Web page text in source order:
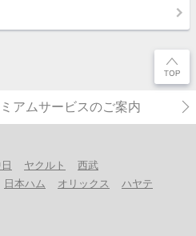
アムサービスのご案内
ヤクルト
西武
日本ハム オリックス
ハヤテ